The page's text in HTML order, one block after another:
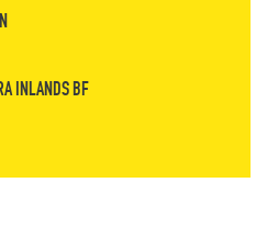
INLANDS BF